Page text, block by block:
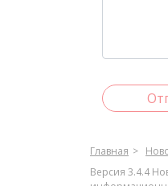
Главная
Версия 3.4.4